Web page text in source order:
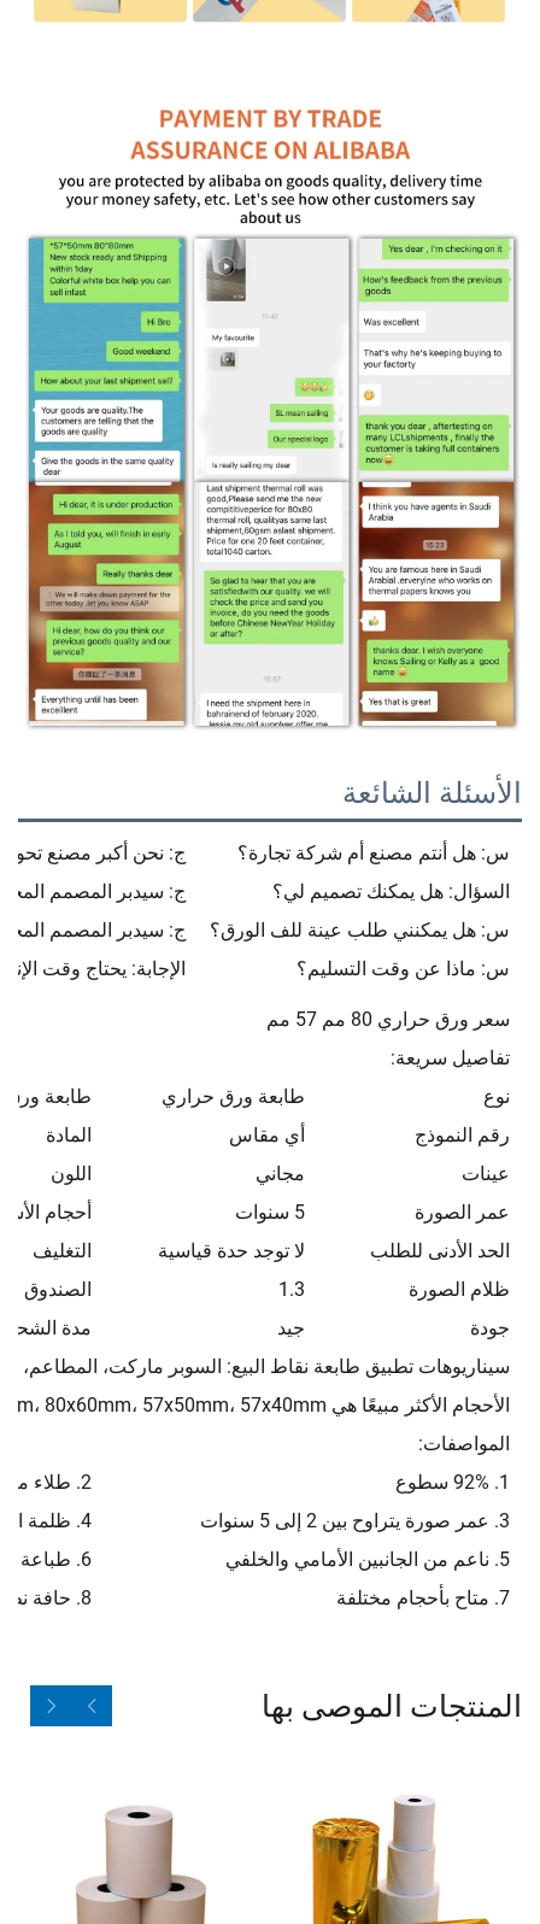
الأسئلة الشائعة
س: هل أنتم مصنع أم شركة تجارة؟
ج: نحن أكبر مصنع
السؤال: هل يمكنك تصميم لي؟
ج: سيدبر المصمم
س: هل يمكنني طلب عينة للف الورق؟
ج: سيدبر المصمم
س: ماذا عن وقت التسليم؟
الإجابة: يحتاج وقت الإنتاج
سعر ورق حراري 80 مم 57 مم
تفاصيل سريعة:
نوع
طابعة ورق حراري
طابعة
رقم النموذج
أي مقاس
المادة
عينات
مجاني
اللون
عمر الصورة
5 سنوات
أحجام
الحد الأدنى للطلب
لا توجد حدة قياسية
التغليف
ظلام الصورة
1.3
الصندوق
جودة
جيد
مدة الشحن
سيناريوهات تطبيق طابعة نقاط البيع: السوبر ماركت، المطاعم،
الأحجام الأكثر مبيعًا هي 80x80mm، 80x70mm، 80x60mm، 57x50mm، 57x40mm، وغيرها.
المواصفات:
1. 92% سطوع
2. طلاء متساوٍ
3. عمر صورة يتراوح بين 2 إلى 5 سنوات
4. ظلمة الصورة 1.3
5. ناعم من الجانبين الأمامي والخلفي
6. طباعة أولية بواسطة الشركة المصنعة الأصلية (OEM)
7. متاح بأحجام مختلفة
8. حافة نظيفة
المنتجات الموصى بها